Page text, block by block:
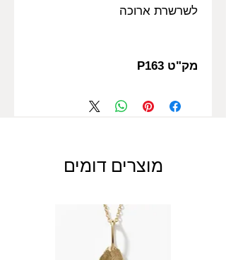
לשרשרת ארוכה
מק"ט P163
מוצרים דומים